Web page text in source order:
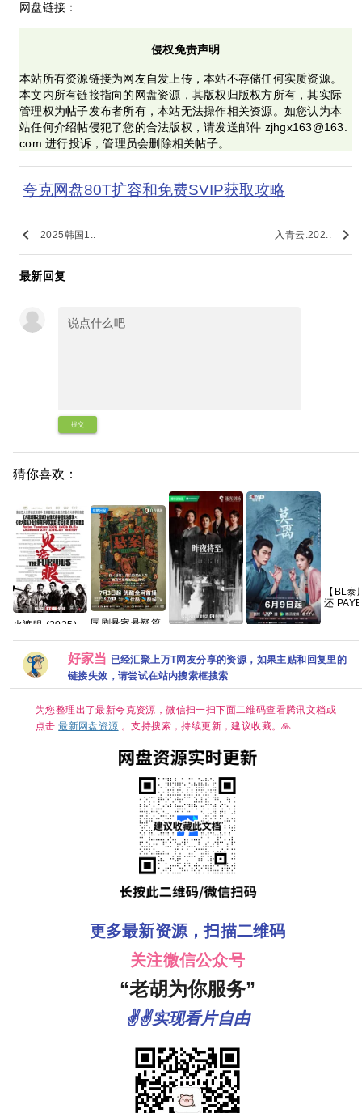
网盘链接：
侵权免责声明
本站所有资源链接为网友自发上传，本站不存储任何实质资源。
本文内所有链接指向的网盘资源，其版权归版权方所有，其实际
管理权为帖子发布者所有，本站无法操作相关资源。如您认为本
站任何介绍帖侵犯了您的合法版权，请发送邮件 zjhgx163@163.
com 进行投诉，管理员会删除相关帖子。
夸克网盘80T扩容和免费SVIP获取攻略
keyboard_arrow_left 2025韩国1.. 入青云.202.. keyboard_arrow_right
最新回复
提交
猜你喜欢：
火遮眼 (2025)
Furious 夸克
国剧悬案悬疑篇
上线 王传君江奇
霖杨烁主演
语中字 (全12集)
[12.2G]
高清免费资源分
【BL泰
还
好家当 已经汇聚上万T网友分享的资源，如果主贴和回复里的
链接失效，请尝试在站内搜索框搜索
为您整理出了最新夸克资源，微信扫一扫下面二维码查看腾讯文档或
点击最新网盘资源 。支持搜索，持续更新，建议收藏。🙏
更多最新资源，扫描二维码
关注微信公众号
“老胡为你服务”
✌✌实现看片自由